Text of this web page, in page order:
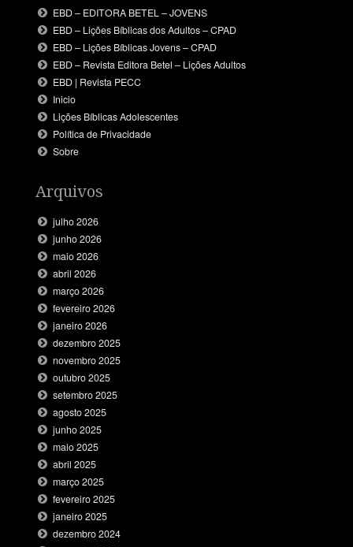
EBD – EDITORA BETEL – JOVENS
EBD – Lições Bíblicas dos Adultos – CPAD
EBD – Lições Bíblicas Jovens – CPAD
EBD – Revista Editora Betel – Lições Adultos
EBD | Revista PECC
Inicio
Lições Bíblicas Adolescentes
Política de Privacidade
Sobre
Arquivos
julho 2026
junho 2026
maio 2026
abril 2026
março 2026
fevereiro 2026
janeiro 2026
dezembro 2025
novembro 2025
outubro 2025
setembro 2025
agosto 2025
junho 2025
maio 2025
abril 2025
março 2025
fevereiro 2025
janeiro 2025
dezembro 2024